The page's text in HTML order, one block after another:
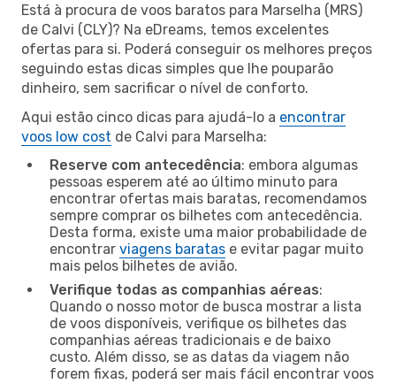
Está à procura de voos baratos para Marselha (MRS)
de Calvi (CLY)? Na eDreams, temos excelentes
ofertas para si. Poderá conseguir os melhores preços
seguindo estas dicas simples que lhe pouparão
dinheiro, sem sacrificar o nível de conforto.
Aqui estão cinco dicas para ajudá-lo a encontrar
voos low cost de Calvi para Marselha:
Reserve com antecedência: embora algumas
pessoas esperem até ao último minuto para
encontrar ofertas mais baratas, recomendamos
sempre comprar os bilhetes com antecedência.
Desta forma, existe uma maior probabilidade de
encontrar viagens baratas e evitar pagar muito
mais pelos bilhetes de avião.
Verifique todas as companhias aéreas:
Quando o nosso motor de busca mostrar a lista
de voos disponíveis, verifique os bilhetes das
companhias aéreas tradicionais e de baixo
custo. Além disso, se as datas da viagem não
forem fixas, poderá ser mais fácil encontrar voos